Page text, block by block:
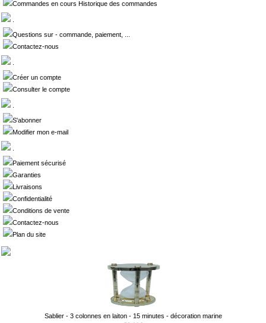
Commandes en cours Historique des commandes
Questions sur - commande, paiement, ...
Contactez-nous
Créer un compte
Consulter le compte
S'abonner
Modifier mon e-mail
Paiement sécurisé
Garanties
Livraisons
Confidentialité
Conditions de vente
Contactez-nous
Plan du site
Sablier - 3 colonnes en laiton - 15 minutes - décoration marine